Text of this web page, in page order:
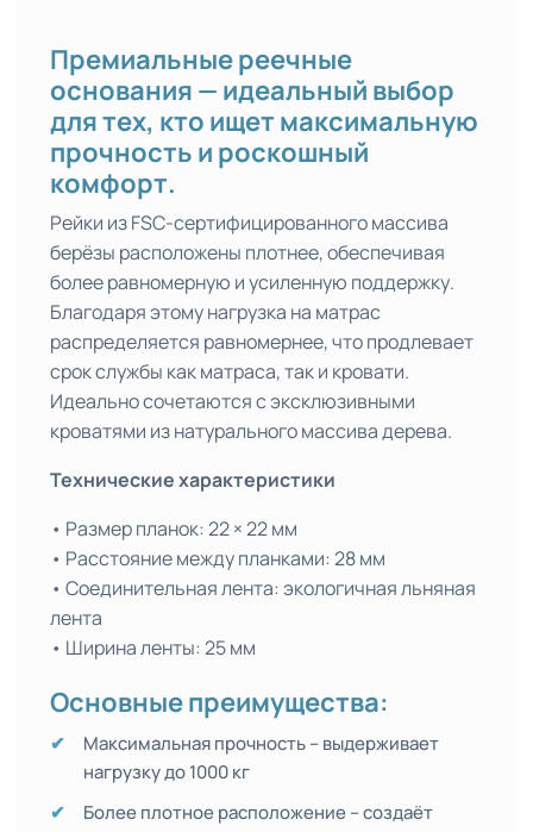
Премиальные реечные
основания — идеальный выбор
для тех, кто ищет максимальную
прочность и роскошный
комфорт.
Рейки из FSC-сертифицированного массива
берёзы расположены плотнее, обеспечивая
более равномерную и усиленную поддержку.
Благодаря этому нагрузка на матрас
распределяется равномернее, что продлевает
срок службы как матраса, так и кровати.
Идеально сочетаются с эксклюзивными
кроватями из натурального массива дерева.
Технические характеристики
• Размер планок: 22 × 22 мм
• Расстояние между планками: 28 мм
• Соединительная лента: экологичная льняная
лента
• Ширина ленты: 25 мм
Основные преимущества:
Максимальная прочность – выдерживает
нагрузку до 1000 кг
Более плотное расположение – создаёт